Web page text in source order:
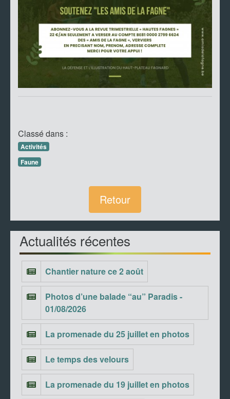
Classé dans :
Activités
Faune
Retour
Actualités récentes
Chantier nature ce 2 août
Photos d’une balade “au” Paradis -
01/08/2026
La promenade du 25 juillet en photos
Le temps des velours
La promenade du 19 juillet en photos